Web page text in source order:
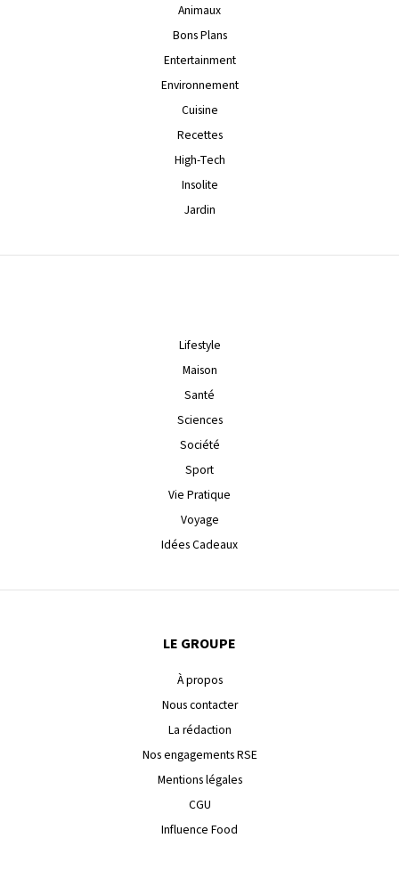
Animaux
Bons Plans
Entertainment
Environnement
Cuisine
Recettes
High-Tech
Insolite
Jardin
Lifestyle
Maison
Santé
Sciences
Société
Sport
Vie Pratique
Voyage
Idées Cadeaux
LE GROUPE
À propos
Nous contacter
La rédaction
Nos engagements RSE
Mentions légales
CGU
Influence Food